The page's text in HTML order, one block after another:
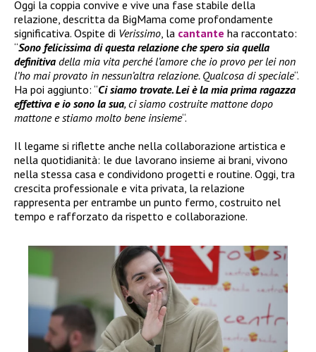
Oggi la coppia convive e vive una fase stabile della
relazione, descritta da BigMama come profondamente
significativa. Ospite di Verissimo , la cantante ha raccontato:
“Sono felicissima di questa relazione che spero sia quella
definitiva della mia vita perché l’amore che io provo per lei non
l’ho mai provato in nessun’altra relazione. Qualcosa di speciale“.
Ha poi aggiunto: “Ci siamo trovate. Lei è la mia prima ragazza
effettiva e io sono la sua, ci siamo costruite mattone dopo
mattone e stiamo molto bene insieme“.
Il legame si riflette anche nella collaborazione artistica e
nella quotidianità: le due lavorano insieme ai brani, vivono
nella stessa casa e condividono progetti e routine. Oggi, tra
crescita professionale e vita privata, la relazione
rappresenta per entrambe un punto fermo, costruito nel
tempo e rafforzato da rispetto e collaborazione.